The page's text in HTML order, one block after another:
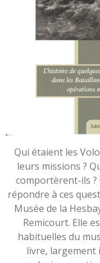
Qui étaient les
leurs missions ?
comportèrent-ils ?
répondre à ces
Musée de la
Remicourt. Elle
habituelles du
livre, largement